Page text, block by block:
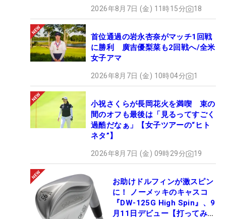
2026年8月7日 (金) 11時15分 18
首位通過の岩永杏奈がマッチ1回戦
に勝利 廣吉優梨菜も2回戦へ/全米
女子アマ
2026年8月7日 (金) 10時04分 1
小祝さくらが長岡花火を満喫 束の
間のオフも最後は「見るってすごく
過酷だなぁ」【女子ツアーの“ヒト
ネタ”】
2026年8月7日 (金) 09時29分 19
お助けドルフィンが激スピン
に！ ノーメッキのキャスコ
『DW-125G High Spin』、9
月11日デビュー【打ってみ